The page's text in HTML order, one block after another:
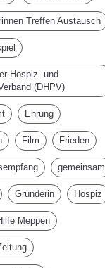
Treffen Austausch
Hospiz- und
(DHPV)
Ehrung
Film Frieden
gemeinsam
Gründerin Hospiz
Meppen